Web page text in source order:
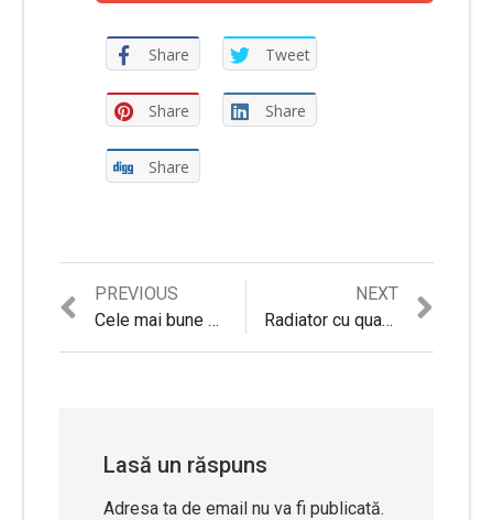
Share Tweet
Share Share
Share
Navigare
PREVIOUS
Previous
post:
Cele mai bune aeroterme : Ghid de cumparaturi si Top Recomandari
NEXT
post:
Radiator cu quartz Zass ZQH 02 Review si Recomandari
Lasă un răspuns
Adresa ta de email nu va fi publicată.